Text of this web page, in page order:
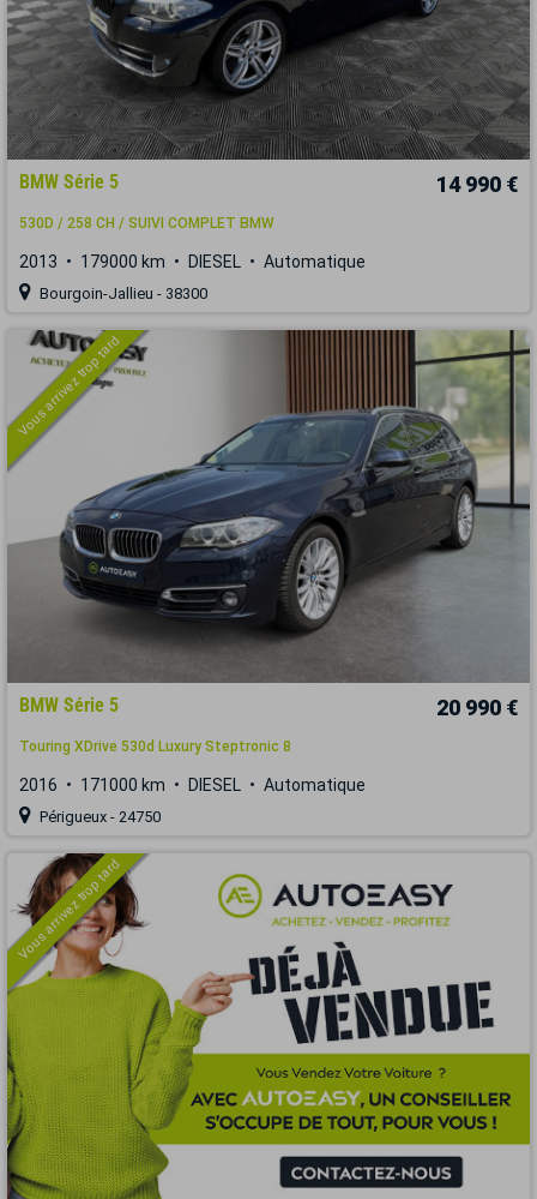
BMW Série 5 14 990 €
530D / 258 CH / SUIVI COMPLET BMW
2013 179000 km DIESEL Automatique
Bourgoin-Jallieu - 38300
Vous arrivez trop tard
BMW Série 5 20 990 €
Touring XDrive 530d Luxury Steptronic 8
2016 171000 km DIESEL Automatique
Périgueux - 24750
Vous arrivez trop tard